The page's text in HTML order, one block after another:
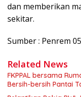
dan memberikan
sekitar.
Sumber : Penrem
Related News
FKPPAL bersama
Bersih-bersih Pantai